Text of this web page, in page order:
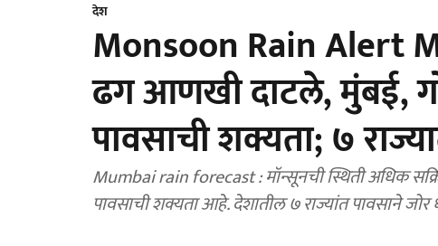
देश
Monsoon Rain Alert
ढग आणखी दाटले, मुंबई,
पावसाची शक्यता; ७
Mumbai rain forecast : मॉन्सूनची स्थिती अधिक
पावसाची शक्यता आहे. देशातील ७ राज्यांत पावसाने